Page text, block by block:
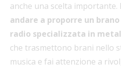
anche una scelta importante.
andare a proporre un
radio specializzata in metal
che trasmettono brani nello
musica e fai attenzione a